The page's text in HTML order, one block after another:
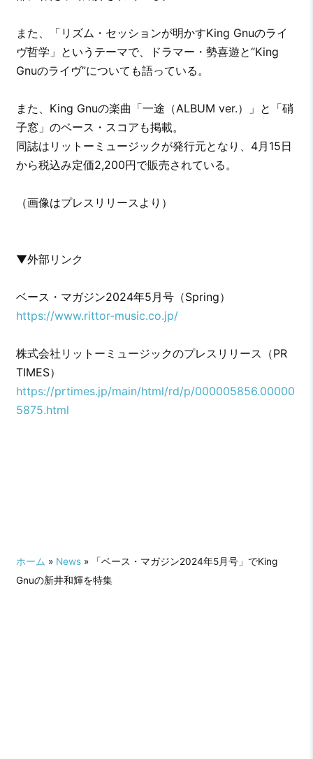
また、「リズム・セッションが明かすKing Gnuのライ
ヴ哲学」というテーマで、ドラマー・勢喜遊と“King
Gnuのライヴ”についても語っている。
また、King Gnuの楽曲「一途（ALBUM ver.）」と「硝
子窓」のベース・スコアも掲載。
同誌はリットーミュージックが発行元となり、4月15日
から税込み定価2,200円で販売されている。
（画像はプレスリリースより）
▼外部リンク
ベース・マガジン2024年5月号（Spring）
https://www.rittor-music.co.jp/
株式会社リットーミュージックのプレスリリース（PR
TIMES）
https://prtimes.jp/main/html/rd/p/000005856.00000
5875.html
ホーム » News» 「ベース・マガジン2024年5月号」でKing
Gnuの新井和輝を特集